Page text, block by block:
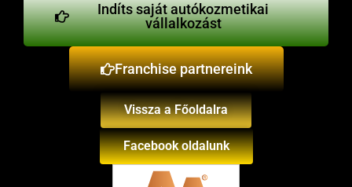
Indíts saját autókozmetikai
vállalkozást
Franchise partnereink
Vissza a Főoldalra
Facebook oldalunk